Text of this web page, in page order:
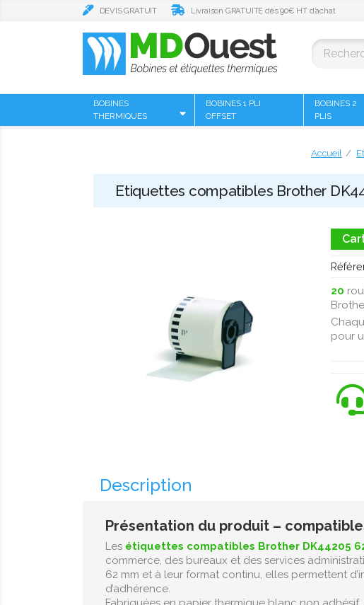
DEVIS GRATUIT Livraison GRATUITE dès 90€ HT d’achat
BOBINES
THERMIQUES
BOBINES 1 PLI
OFFSET
BOBINES 2
PLIS
Accueil
Etiquettes compatibles Brother
20
pour
Description
Présentation du produit –
Les étiquettes compatibles Brother DK44205
commerce, des bureaux et des services
62 mm et à leur format continu, elles permettent
d’adhérence.